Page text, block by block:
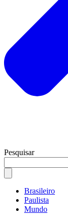
Pesquisar
Brasileiro
Paulista
Mundo